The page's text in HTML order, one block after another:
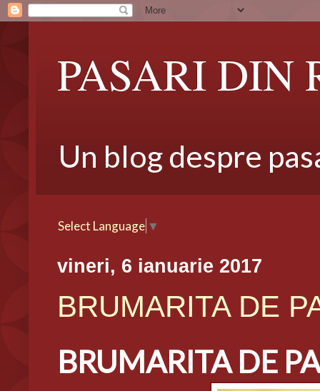
PASARI DIN
Un blog despre
Select Language ▼
vineri, 6 ianuarie 2017
BRUMARITA DE
BRUMARITA DE